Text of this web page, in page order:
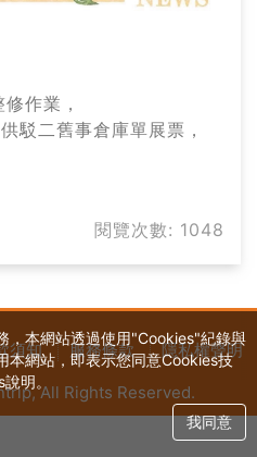
作業，
駁二舊事倉庫單展票，
閱覽次數: 1048
須知 服務條款 隱私權聲明
All Rights Reserved.
，本網站透過使用"Cookies"紀錄與
本網站，即表示您同意Cookies技
明。
我同意